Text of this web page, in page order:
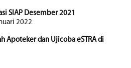
SIAP Desember 2021
2022
Apoteker dan Ujicoba eSTRA di